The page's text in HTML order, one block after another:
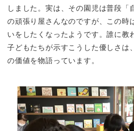
しました。実は、その園児は普段「
の頑張り屋さんなのですが、この時
いをしたくなったようです。誰に教
子どもたちが示すこうした優しさは
の価値を物語っています。